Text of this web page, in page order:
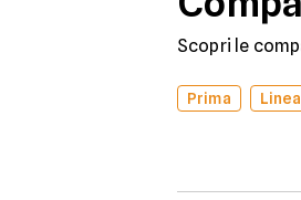
Scopri le
Prima